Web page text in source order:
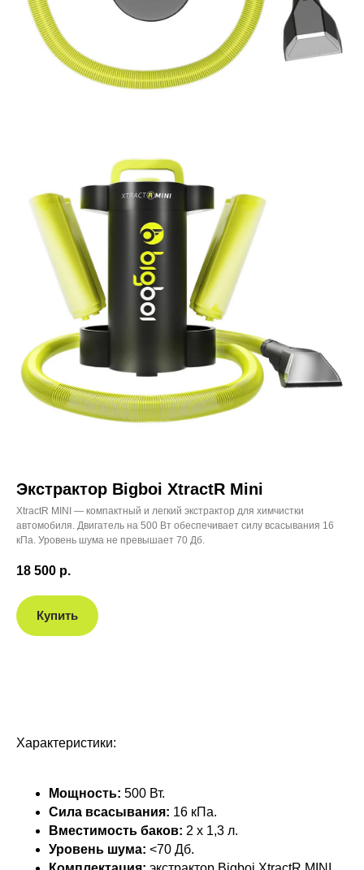
Экстрактор Bigboi XtractR Mini
XtractR MINI — компактный и легкий экстрактор для химчистки
автомобиля. Двигатель на 500 Вт обеспечивает силу всасывания 16
кПа. Уровень шума не превышает 70 Дб.
18 500 р.
Купить
Характеристики:
Мощность: 500 Вт.
Сила всасывания: 16 кПа.
Вместимость баков: 2 x 1,3 л.
Уровень шума: <70 Дб.